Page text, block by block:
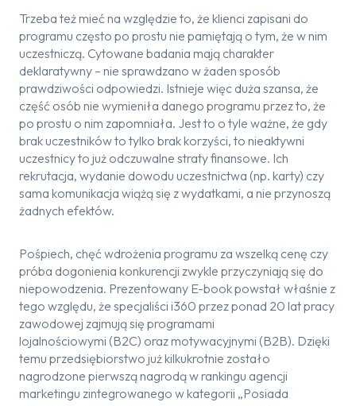
Trzeba też mieć na względzie to, że klienci zapisani do
programu często po prostu nie pamiętają o tym, że w nim
uczestniczą. Cytowane badania mają charakter
deklaratywny – nie sprawdzano w żaden sposób
prawdziwości odpowiedzi. Istnieje więc duża szansa, że
część osób nie wymieniła danego programu przez to, że
po prostu o nim zapomniała. Jest to o tyle ważne, że gdy
brak uczestników to tylko brak korzyści, to nieaktywni
uczestnicy to już odczuwalne straty finansowe. Ich
rekrutacja, wydanie dowodu uczestnictwa (np. karty) czy
sama komunikacja wiążą się z wydatkami, a nie przynoszą
żadnych efektów.
Pośpiech, chęć wdrożenia programu za wszelką cenę czy
próba dogonienia konkurencji zwykle przyczyniają się do
niepowodzenia. Prezentowany E-book powstał właśnie z
tego względu, że specjaliści i360 przez ponad 20 lat pracy
zawodowej zajmują się programami
lojalnościowymi (B2C) oraz motywacyjnymi (B2B). Dzięki
temu przedsiębiorstwo już kilkukrotnie zostało
nagrodzone pierwszą nagrodą w rankingu agencji
marketingu zintegrowanego w kategorii „Posiada